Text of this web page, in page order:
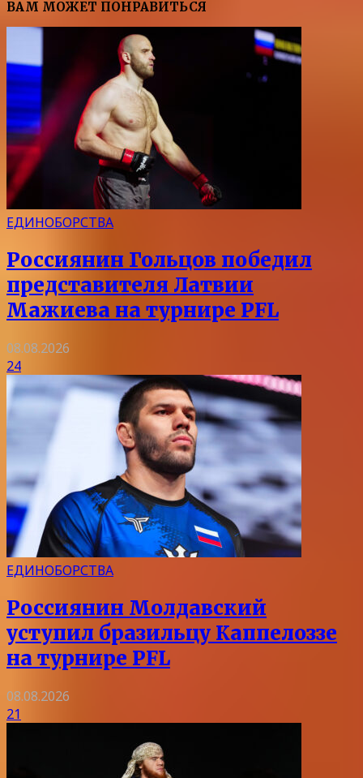
ВАМ МОЖЕТ ПОНРАВИТЬСЯ
ЕДИНОБОРСТВА
Россиянин Гольцов победил
представителя Латвии
Мажиева на турнире PFL
08.08.2026
24
ЕДИНОБОРСТВА
Россиянин Молдавский
уступил бразильцу Каппелоззе
на турнире PFL
08.08.2026
21